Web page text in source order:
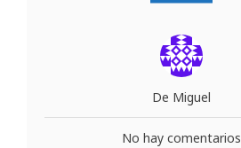
De Miguel
No hay comentarios